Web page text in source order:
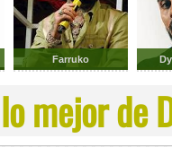
Farruko
mejor de